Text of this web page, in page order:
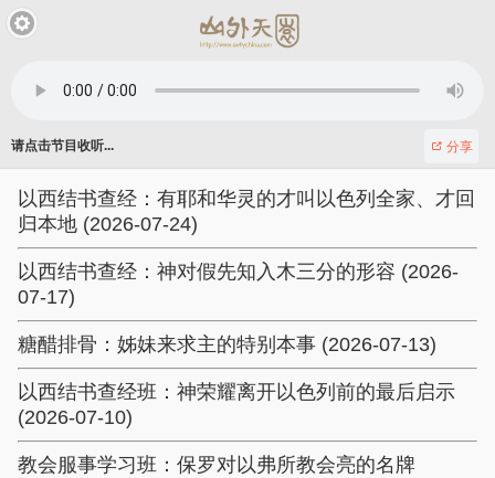
请点击节目收听... 分享
以西结书查经：有耶和华灵的才叫以色列全家、才回
归本地 (2026-07-24)
以西结书查经：神对假先知入木三分的形容 (2026-
07-17)
糖醋排骨：姊妹来求主的特别本事 (2026-07-13)
以西结书查经班：神荣耀离开以色列前的最后启示
(2026-07-10)
教会服事学习班：保罗对以弗所教会亮的名牌